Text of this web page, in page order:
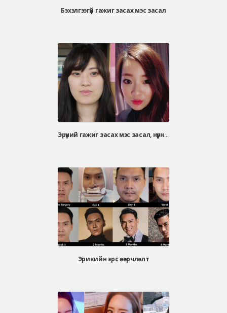
Бэхэлгээгүй гажиг засах мэс засал
Эрүүний гажиг засах мэс засал, нүүрний хэлбэр засах мэс засал
Эрикийн эрс өөрчлөлт